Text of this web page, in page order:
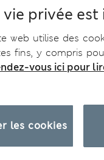
vie privée
web utilise des
fins, y compris
vous ici pour
les cookies